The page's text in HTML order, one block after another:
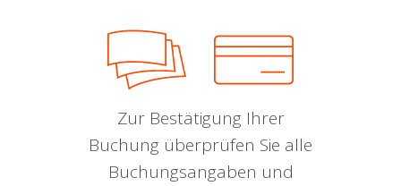
Zur Bestätigung Ihrer
Buchung überprüfen Sie alle
Buchungsangaben und